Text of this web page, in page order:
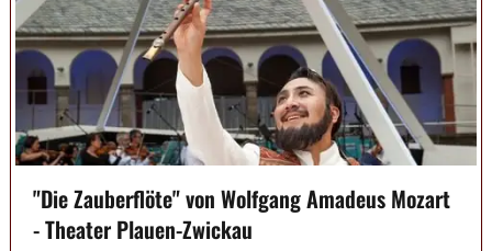
"Die Zauberflöte" von Wolfgang Amadeus Mozart
- Theater Plauen-Zwickau